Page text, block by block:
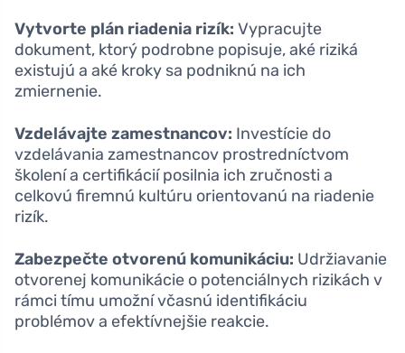
Vytvorte plán riadenia rizík: Vypracujte
dokument, ktorý podrobne popisuje, aké riziká
existujú a aké kroky sa podniknú na ich
zmiernenie.
Vzdelávajte zamestnancov: Investície do
vzdelávania zamestnancov prostredníctvom
školení a certifikácií posilnia ich zručnosti a
celkovú firemnú kultúru orientovanú na riadenie
rizík.
Zabezpečte otvorenú komunikáciu: Udržiavanie
otvorenej komunikácie o potenciálnych rizikách v
rámci tímu umožní včasnú identifikáciu
problémov a efektívnejšie reakcie.